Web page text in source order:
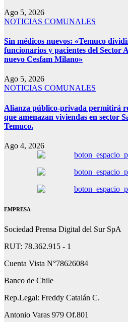
Ago 5, 2026
NOTICIAS COMUNALES
Sin médicos nuevos: «Temuco
funcionarios y pacientes del Sector
nuevo Cesfam Milano»
Ago 5, 2026
NOTICIAS COMUNALES
Alianza público-privada permitirá
que amenazan viviendas en sector
Temuco.
Ago 4, 2026
EMPRESA
Sociedad Prensa Digital del Sur SpA
RUT: 78.362.915 - 1
Cuenta Vista N°78626084
Banco de Chile
Rep.Legal: Freddy Catalán C.
Antonio Varas 979 Of.801